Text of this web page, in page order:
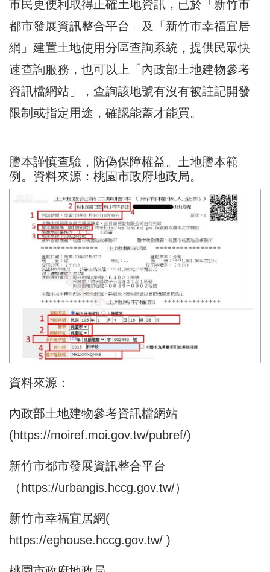
市民更便利取得正確土地資訊，已於「 新竹市
都市發展資訊整合平台 」及「新竹市幸福宜居
網 」建置土地使用分區查詢系統，提供民眾快
速查詢服務，也可以上「內政部土地建物參考
資訊檔網站 」，查詢該地號有沒有被註記開發
限制或指定用途，確認能蓋才能買。
謄本謹慎查驗，防偽保障權益。土地謄本範
例。資料來源： 桃園市政府地政局。
資料來源：
內政部土地建物參考資訊檔網站
(https://moiref.moi.gov.tw/pubref/)
新竹市都市發展資訊整合平台
（ https://urbangis.hccg.gov.tw/）
新竹市幸福宜居網(
https://eghouse.hccg.gov.tw/ )